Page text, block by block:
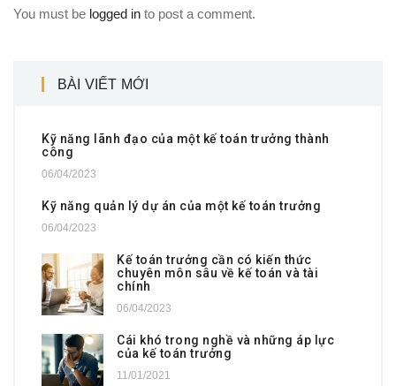
You must be logged in to post a comment.
BÀI VIẾT MỚI
Kỹ năng lãnh đạo của một kế toán trưởng thành
công
06/04/2023
Kỹ năng quản lý dự án của một kế toán trưởng
06/04/2023
Kế toán trưởng cần có kiến thức
chuyên môn sâu về kế toán và tài
chính
06/04/2023
Cái khó trong nghề và những áp lực
của kế toán trưởng
11/01/2021